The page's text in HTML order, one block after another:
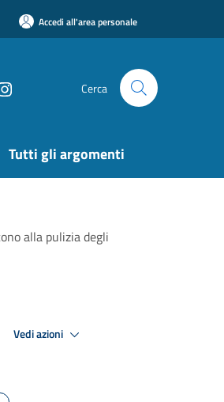
Accedi all'area personale
Cerca
Tutti gli argomenti
alla pulizia degli
Vedi azioni